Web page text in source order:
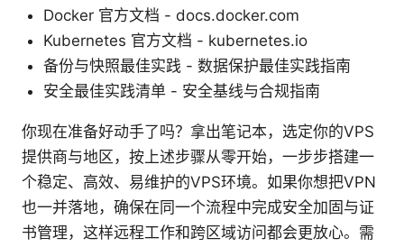
Docker 官方文档 - docs.docker.com
Kubernetes 官方文档 - kubernetes.io
备份与快照最佳实践 - 数据保护最佳实践指南
安全最佳实践清单 - 安全基线与合规指南
你现在准备好动手了吗？拿出笔记本，选定你的VPS
提供商与地区，按上述步骤从零开始，一步步搭建一
个稳定、高效、易维护的VPS环境。如果你想把VPN
也一并落地，确保在同一个流程中完成安全加固与证
书管理，这样远程工作和跨区域访问都会更放心。需